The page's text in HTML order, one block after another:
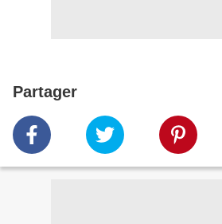
Partager